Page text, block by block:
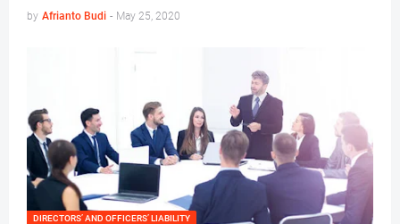
by Afrianto Budi - May 25, 2020
DIRECTORS’ AND OFFICERS’ LIABILITY